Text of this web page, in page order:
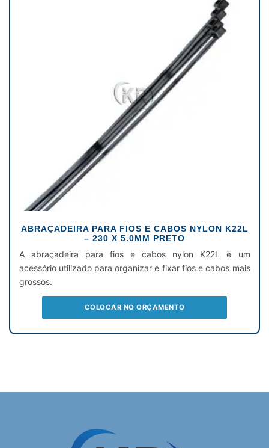
ABRAÇADEIRA PARA FIOS E CABOS NYLON K22L
– 230 X 5.0MM PRETO
A abraçadeira para fios e cabos nylon K22L é um
acessório utilizado para organizar e fixar fios e cabos mais
grossos.
COLOCAR NO ORÇAMENTO